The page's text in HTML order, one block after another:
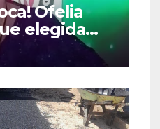
Ofelia
elegida
– Queen of